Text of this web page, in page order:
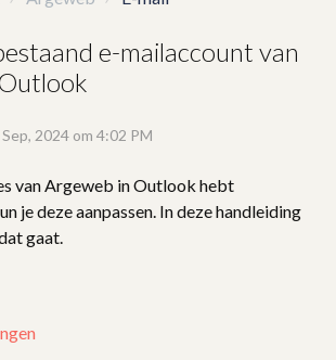
e-mailaccount van
2024 om 4:02 PM
van Argeweb in Outlook hebt
je deze aanpassen. In deze handleiding
gaat.